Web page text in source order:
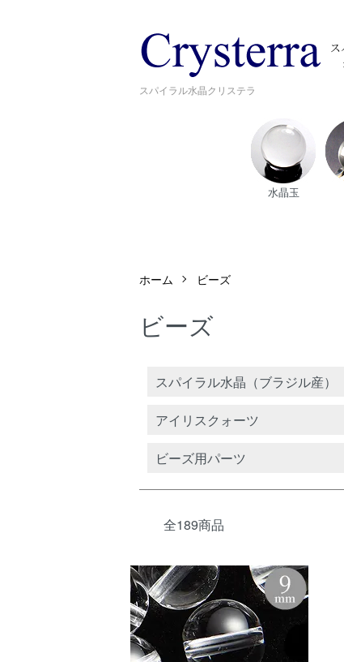
スパイラル水晶クリステラ
水晶玉
ホーム ビーズ
ビーズ
カテゴリー一覧
スパイラル水晶（ブラジル産）
アイリスクォーツ
ビーズ用パーツ
全189商品